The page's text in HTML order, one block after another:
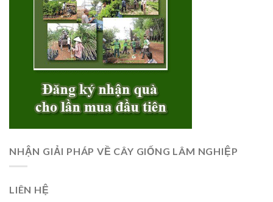
NHẬN GIẢI PHÁP VỀ CÂY GIỐNG LÂM NGHIỆP
LIÊN HỆ